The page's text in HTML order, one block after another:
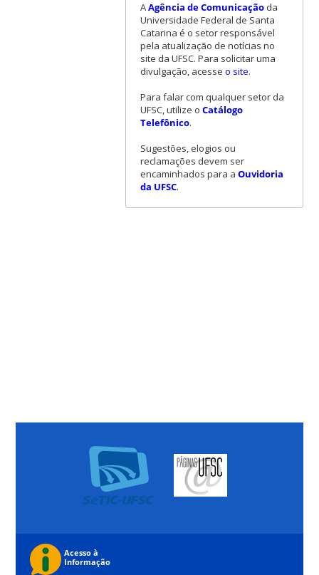
AAgência de Comunicaçãoda
Universidade Federal de Santa
Catarina é o setor responsável
pela atualização de notícias no
site da UFSC. Para solicitar uma
divulgação, acesse o site.
Para falar com qualquer setor da
UFSC, utilize o Catálogo
Telefônico.
Sugestões, elogios ou
reclamações devem ser
encaminhados para a Ouvidoria
da UFSC.